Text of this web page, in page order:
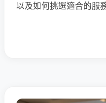
以及如何挑選適合的服